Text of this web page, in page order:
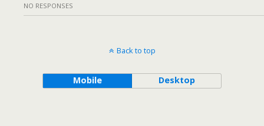
NO RESPONSES
Back to top
Mobile Desktop